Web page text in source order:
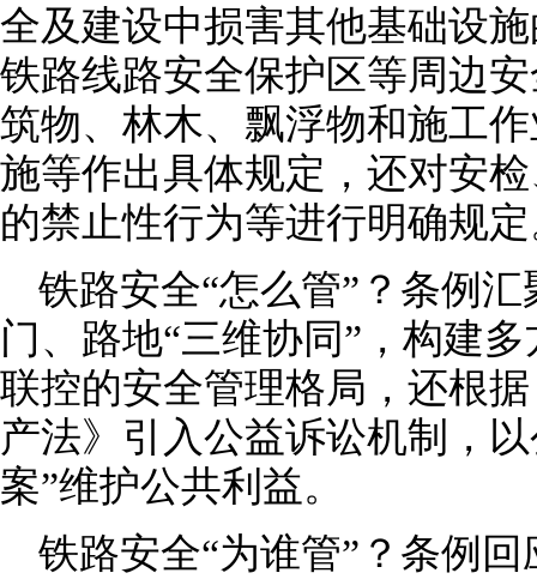
全及建设中损害其他基础设
铁路线路安全保护区等周边
筑物、林木、飘浮物和施工
施等作出具体规定，还对安
的禁止性行为等进行明确规
铁路安全“怎么管”？条例
门、路地“三维协同”，构建
联控的安全管理格局，还根
产法》引入公益诉讼机制，
案”维护公共利益。
铁路安全“为谁管”？条例